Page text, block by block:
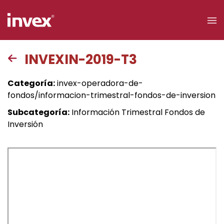
Acceso a
clientes
Buscar
INVEXIN-2019-T3
Categoría:invex-operadora-de-
fondos/informacion-trimestral-fondos-de-inversion
Subcategoría: Información Trimestral Fondos de
Inversión